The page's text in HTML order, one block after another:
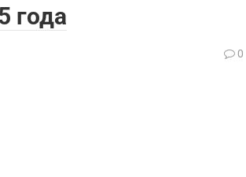
года
0